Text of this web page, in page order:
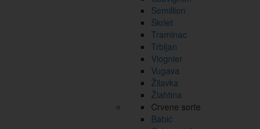
Semillion
Škrlet
Traminac
Trbljan
Viognier
Vugava
Žilavka
Žlahtina
Crvene sorte
Babić